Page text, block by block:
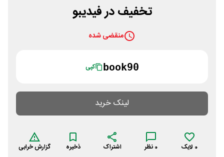
تخفیف در فیدیبو
منقضی شده
book90 کپی
لینک خرید
0 لایک 0 نظر اشتراک ذخیره گزارش خرابی